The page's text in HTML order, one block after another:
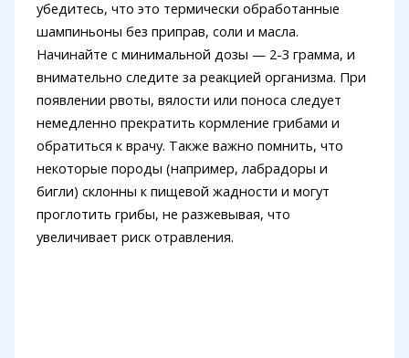
убедитесь, что это термически обработанные
шампиньоны без приправ, соли и масла.
Начинайте с минимальной дозы — 2-3 грамма, и
внимательно следите за реакцией организма. При
появлении рвоты, вялости или поноса следует
немедленно прекратить кормление грибами и
обратиться к врачу. Также важно помнить, что
некоторые породы (например, лабрадоры и
бигли) склонны к пищевой жадности и могут
проглотить грибы, не разжевывая, что
увеличивает риск отравления.